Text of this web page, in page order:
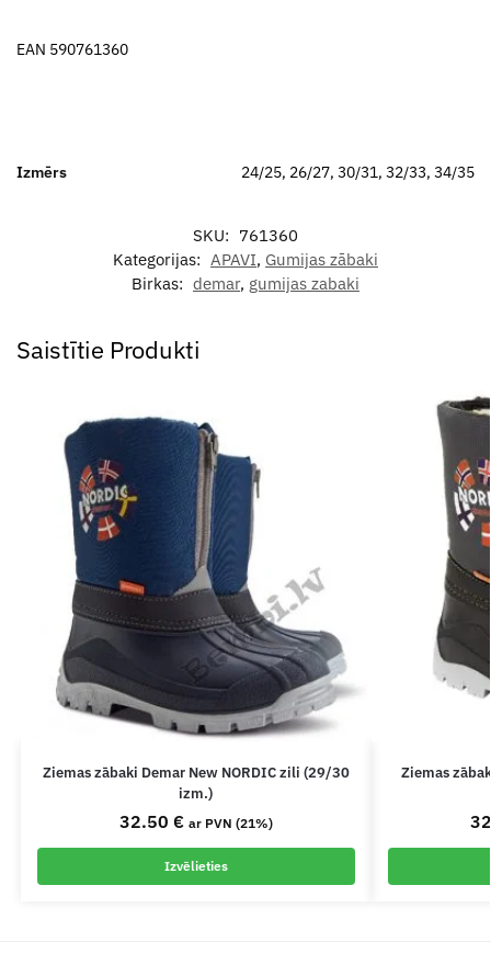
EAN 590761360
Izmērs 24/25, 26/27, 30/31, 32/33, 34/35
SKU: 761360
Kategorijas: APAVI, Gumijas zābaki
Birkas: demar, gumijas zabaki
Saistītie Produkti
Ziemas zābaki Demar New NORDIC zili (29/30
izm.)
32.50 € ar PVN (21%)
Izvēlieties
Ziemas